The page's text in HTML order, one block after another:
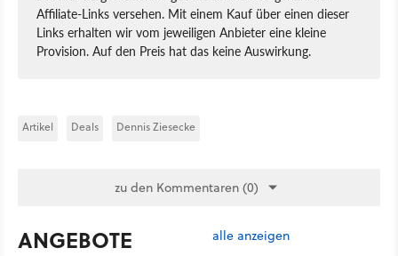
Affiliate-Links versehen. Mit einem Kauf über einen dieser
Links erhalten wir vom jeweiligen Anbieter eine kleine
Provision. Auf den Preis hat das keine Auswirkung.
Artikel Deals Dennis Ziesecke
zu den Kommentaren (0)
ANGEBOTE alle anzeigen